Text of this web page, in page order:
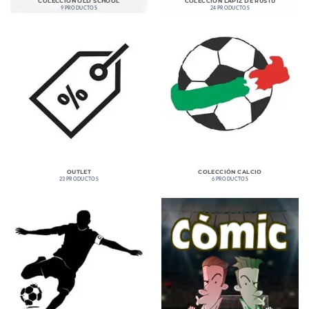
9 PRODUCTOS 24 PRODUCTOS
OUTLET
23 PRODUCTOS
COLECCIÓN CALCIO
6 PRODUCTOS